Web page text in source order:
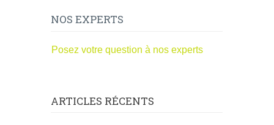
NOS EXPERTS
Posez votre question à nos experts
ARTICLES RÉCENTS